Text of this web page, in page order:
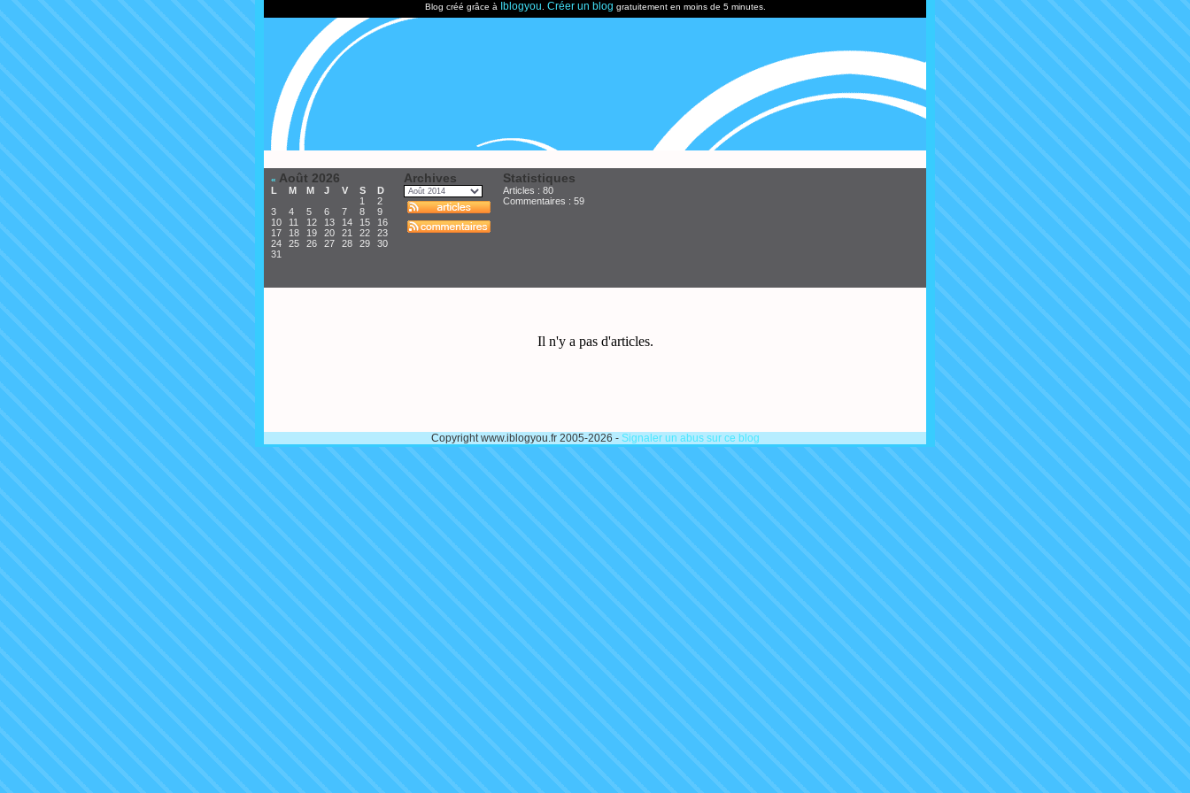
Blog créé grâce à Iblogyou Créer un blog gratuitement en moins de 5 minutes.
« Août 2026
L M M J V S
D
1
2
3
4 5 6 7 8
9
10
11 12 13 14 15
16
17
18 19 20 21 22
23
24
25 26 27 28 29
30
31
Archives Statistiques
Articles : 80
Commentaires : 59
Il n'y a pas d'articles.
Copyright www.iblogyou.fr 2005-2026 - Signaler un abus sur ce blog